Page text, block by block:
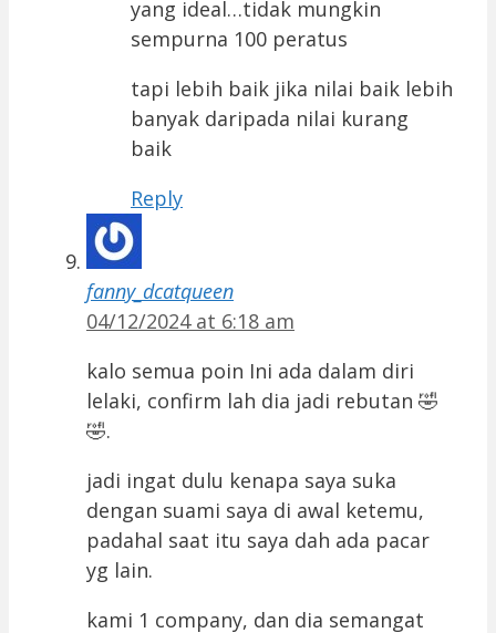
yang ideal…tidak mungkin
sempurna 100 peratus
tapi lebih baik jika nilai baik lebih
banyak daripada nilai kurang
baik
Reply
fanny_dcatqueen
04/12/2024 at 6:18 am
kalo semua poin Ini ada dalam diri
lelaki, confirm lah dia jadi rebutan 🤣
🤣.
jadi ingat dulu kenapa saya suka
dengan suami saya di awal ketemu,
padahal saat itu saya dah ada pacar
yg lain.
kami 1 company, dan dia semangat